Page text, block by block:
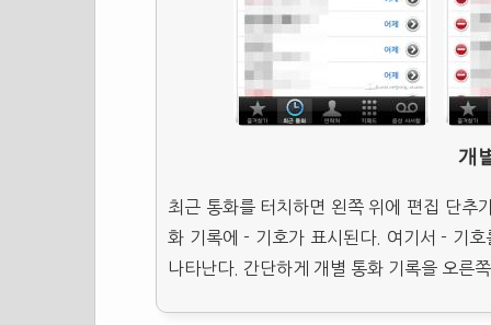
개
최근 통화를 터치하면 왼쪽 위에 편집 단추
화 기록에 - 기호가 표시된다. 여기서 - 기
나타난다. 간단하게 개별 통화 기록을 오른